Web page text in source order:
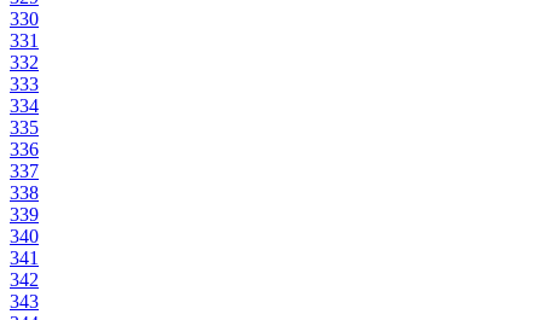
330
331
332
333
334
335
336
337
338
339
340
341
342
343